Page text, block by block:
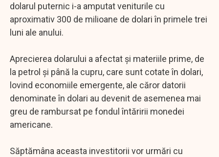
dolarul puternic i-a amputat veniturile cu
aproximativ 300 de milioane de dolari în primele trei
luni ale anului.
Aprecierea dolarului a afectat şi materiile prime, de
la petrol şi până la cupru, care sunt cotate în dolari,
lovind economiile emergente, ale căror datorii
denominate în dolari au devenit de asemenea mai
greu de rambursat pe fondul întăririi monedei
americane.
Săptămâna aceasta investitorii vor urmări cu